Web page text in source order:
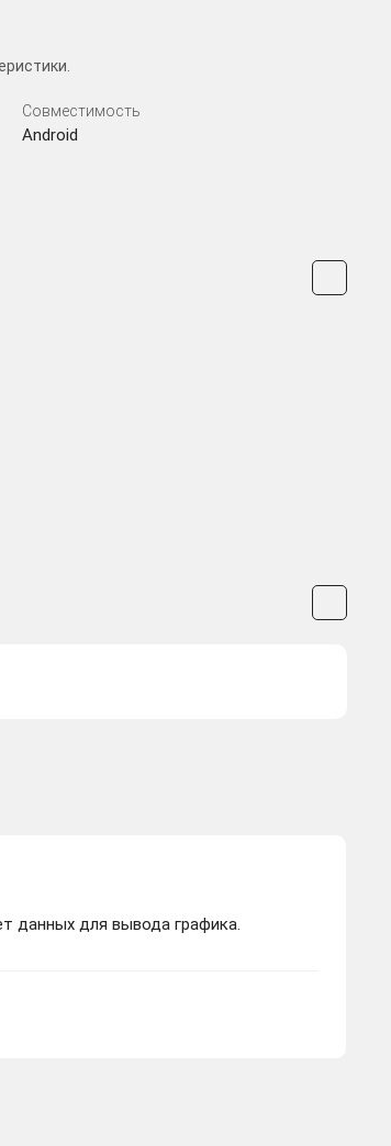
Совместимость
Android
данных для вывода графика.